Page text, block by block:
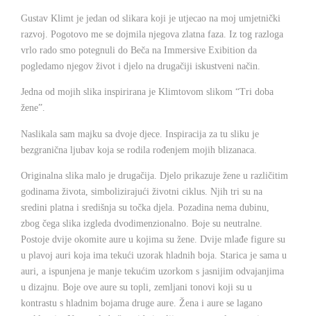
Gustav Klimt je jedan od slikara koji je utjecao na moj umjetnički
razvoj. Pogotovo me se dojmila njegova zlatna faza. Iz tog razloga
vrlo rado smo potegnuli do Beča na Immersive Exibition da
pogledamo njegov život i djelo na drugačiji iskustveni način.
Jedna od mojih slika inspirirana je Klimtovom slikom “Tri doba
žene”.
Naslikala sam majku sa dvoje djece. Inspiracija za tu sliku je
bezgranična ljubav koja se rodila rođenjem mojih blizanaca.
Originalna slika malo je drugačija. Djelo prikazuje žene u različitim
godinama života, simbolizirajući životni ciklus. Njih tri su na
sredini platna i središnja su točka djela. Pozadina nema dubinu,
zbog čega slika izgleda dvodimenzionalno. Boje su neutralne.
Postoje dvije okomite aure u kojima su žene. Dvije mlađe figure su
u plavoj auri koja ima tekući uzorak hladnih boja. Starica je sama u
auri, a ispunjena je manje tekućim uzorkom s jasnijim odvajanjima
u dizajnu. Boje ove aure su topli, zemljani tonovi koji su u
kontrastu s hladnim bojama druge aure. Žena i aure se lagano